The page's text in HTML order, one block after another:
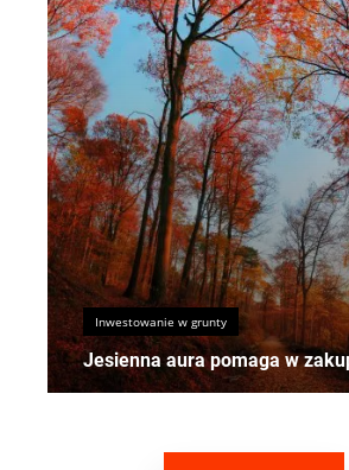
Inwestowanie w grunty
Jesienna aura pomaga w